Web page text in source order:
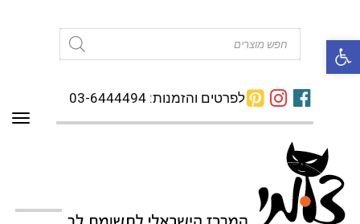
פתח סרגל נגישות
לפרטים והזמנות: 03-6444494